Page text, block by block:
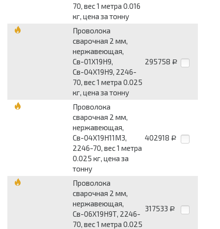
70, вес 1 метра 0.016
кг, цена за тонну
Проволока
сварочная 2 мм,
нержавеющая,
Св-01Х19Н9,
Св-04Х19Н9, 2246-
70, вес 1 метра 0.025
кг, цена за тонну
295758 Р
Проволока
сварочная 2 мм,
нержавеющая,
Св-04Х19Н11М3,
2246-70, вес 1 метра
0.025 кг, цена за
тонну
402918 Р
Проволока
сварочная 2 мм,
нержавеющая,
Св-06Х19Н9Т, 2246-
70, вес 1 метра 0.025
317533 Р